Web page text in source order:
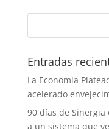
Entradas
La Economía
acelerado
90 días de Sinergia
a un sistema que